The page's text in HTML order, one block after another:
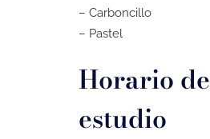
– Carboncillo
– Pastel
Horario de
estudio